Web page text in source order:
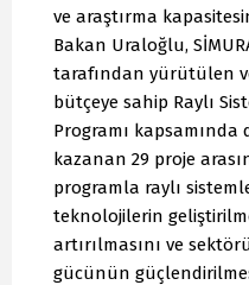
ve araştırma
Bakan Uraloğlu,
tarafından yürütülen
bütçeye sahip Raylı
Programı
kazanan 29 proje
programla raylı
teknolojilerin
artırılmasını ve
gücünün